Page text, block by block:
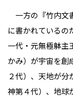
一方の『竹内文
に書かれているの
一代・元無極躰主
かみ）が宇宙を創
２代）、天地が
神第４代）、地球